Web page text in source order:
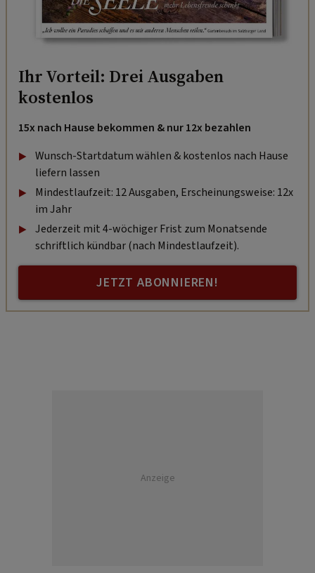
Ihr Vorteil: Drei Ausgaben
kostenlos
15x nach Hause bekommen & nur 12x bezahlen
Wunsch-Startdatum wählen & kostenlos nach Hause
liefern lassen
Mindestlaufzeit: 12 Ausgaben, Erscheinungsweise: 12x
im Jahr
Jederzeit mit 4-wöchiger Frist zum Monatsende
schriftlich kündbar (nach Mindestlaufzeit).
JETZT ABONNIEREN!
Anzeige